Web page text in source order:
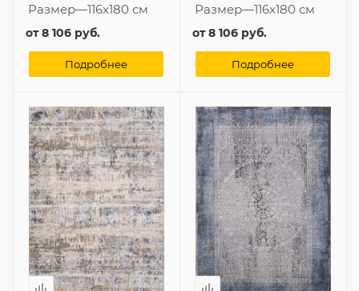
Размер—116x180 см
от8 106 руб.
Подробнее
Размер—116x180 см
от8 106 руб.
Подробнее